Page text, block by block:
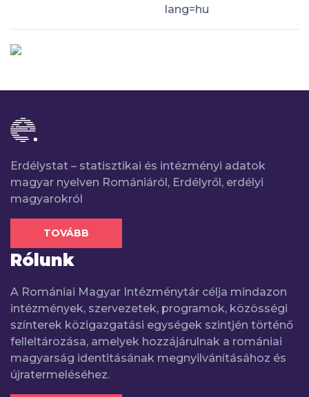
lang=hu
Erdélystat – statisztikai és intézményi adatok
magyar nyelven Romániáról, Erdélyről, erdélyi
magyarokról
TOVÁBB
Rólunk
A Romániai Magyar Intézménytár célja mindazon
intézmények, szervezetek, programok, közösségi
színterek közigazgatási egységek szintjén történő
felleltározása, amelyek hozzájárulnak a romániai
magyarság identitásának megnyilvánításához és
újratermeléséhez.